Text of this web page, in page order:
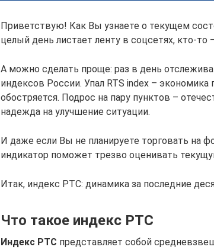
Приветствую! Как Вы узнаете о текущем
целый день листает ленту в соцсетях, кто-то
А можно сделать проще: раз в день
индексов России. Упал RTS index –
обостряется. Подрос на пару пунктов –
надежда на улучшение ситуации.
И даже если Вы не планируете торговать на
индикатор поможет трезво оценивать
Итак, индекс РТС: динамика за последние
Что такое индекс РТС
Индекс РТС представляет собой